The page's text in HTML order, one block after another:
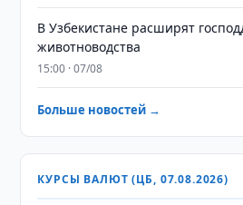
В Узбекистане расширят
животноводства
15:00 · 07/08
Больше новостей →
КУРСЫ ВАЛЮТ (ЦБ, 07.08.2026)